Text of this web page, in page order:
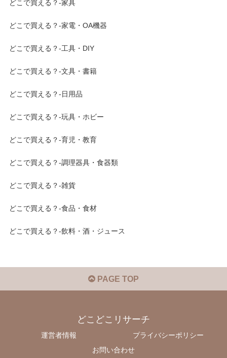
どこで買える？-家具
どこで買える？-家電・OA機器
どこで買える？-工具・DIY
どこで買える？-文具・書籍
どこで買える？-日用品
どこで買える？-玩具・ホビー
どこで買える？-育児・教育
どこで買える？-調理器具・食器類
どこで買える？-雑貨
どこで買える？-食品・食材
どこで買える？-飲料・酒・ジュース
PAGE TOP
どこどこリサーチ
運営者情報
プライバシーポリシー
お問い合わせ